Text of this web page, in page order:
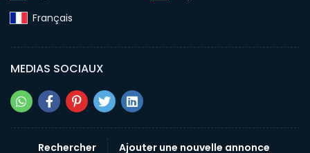
Français‎
MEDIAS SOCIAUX
Rechercher Ajouter une nouvelle annonce